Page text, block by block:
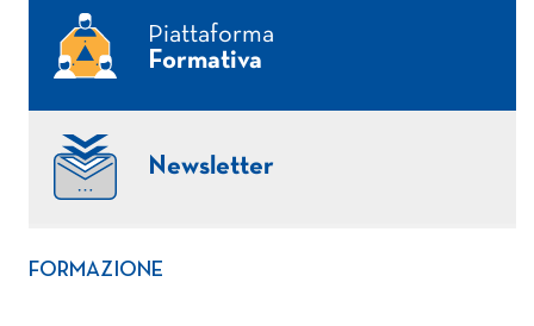
Piattaforma
Formativa
Newsletter
FORMAZIONE